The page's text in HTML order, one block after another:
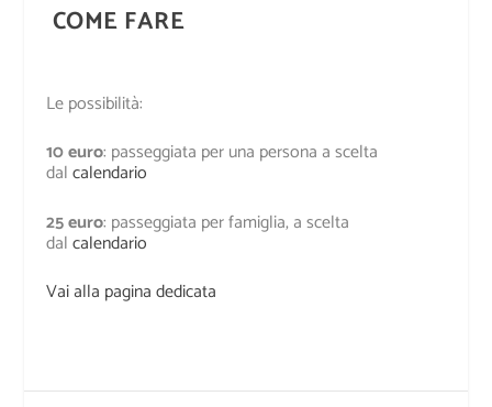
COME FARE
Le possibilità:
10 euro: passeggiata per una persona a scelta
dalcalendario
25 euro: passeggiata per famiglia, a scelta
dalcalendario
Vai alla pagina dedicata